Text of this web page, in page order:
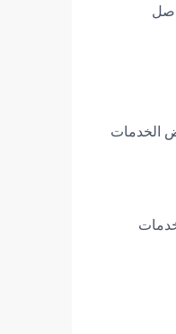
الخدمات